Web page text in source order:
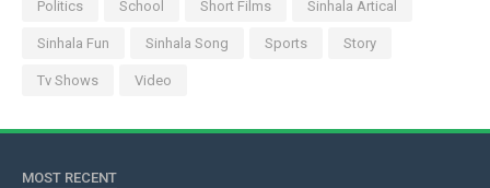
Politics School Short Films Sinhala Artical
Sinhala Fun Sinhala Song Sports Story
Tv Shows Video
MOST RECENT